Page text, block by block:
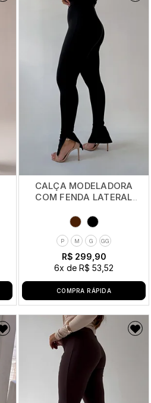
CALÇA MODELADORA
COM FENDA LATERAL
P M G GG
R$ 299,90
6x deR$ 53,52
COMPRA RÁPIDA